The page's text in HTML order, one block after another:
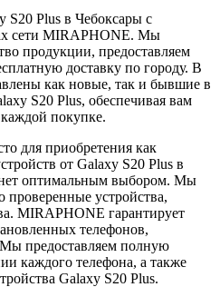
S20 Plus в Чебоксары с
сети MIRAPHONE. Мы
продукции, предоставляем
доставку по городу. В
как новые, так и бывшие в
S20 Plus, обеспечивая вам
покупке.
для приобретения как
от Galaxy S20 Plus в
оптимальным выбором. Мы
проверенные устройства,
MIRAPHONE гарантирует
телефонов,
предоставляем полную
каждого телефона, а также
Galaxy S20 Plus.